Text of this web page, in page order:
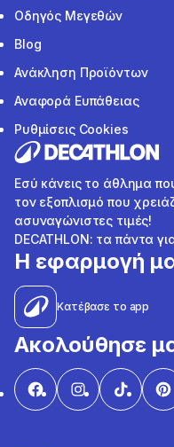
Οδηγός Μεγεθών
Blog
Ανάκληση Προϊόντων
Αναφορά Ευπάθειας
Ρυθμίσεις Cookies
Εσύ κάνεις το άθλημα
τον εξοπλισμό που
ασυναγώνιστες τιμές!
DECATHLON: τα πάντα
Η εφαρμογή
Κατέβασε το app
Ακολούθησε